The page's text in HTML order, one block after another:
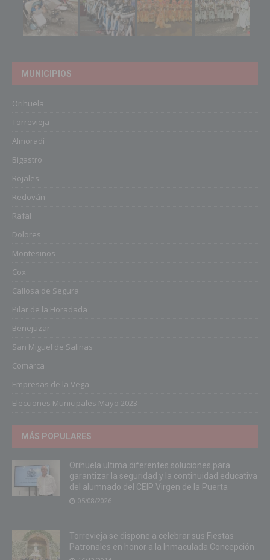
MUNICIPIOS
Orihuela
Torrevieja
Almoradí
Bigastro
Rojales
Redován
Rafal
Dolores
Montesinos
Cox
Callosa de Segura
Pilar de la Horadada
Benejuzar
San Miguel de Salinas
Comarca
Empresas de la Vega
Elecciones Municipales Mayo 2023
MÁS POPULARES
Orihuela ultima diferentes soluciones para
garantizar la seguridad y la continuidad educativa
del alumnado del CEIP Virgen de la Puerta
05/08/2026
Torrevieja se dispone a celebrar sus Fiestas
Patronales en honor a la Inmaculada Concepción